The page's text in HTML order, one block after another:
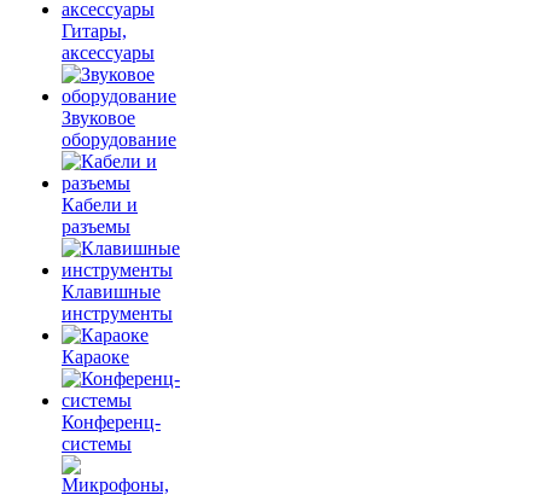
Гитары,
аксессуары
Звуковое
оборудование
Кабели и
разъемы
Клавишные
инструменты
Караоке
Конференц-
системы